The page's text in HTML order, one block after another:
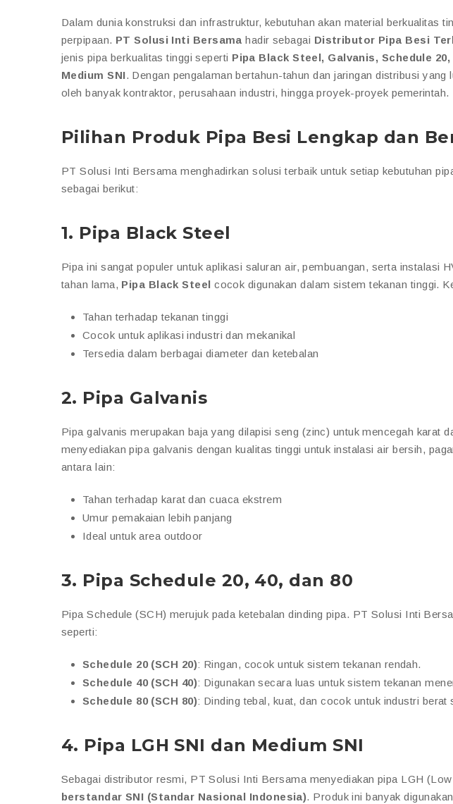
Dalam dunia konstruksi dan infrastruktur, kebutuhan akan material berkualitas
perpipaan. PT Solusi Inti Bersama hadir sebagai Distributor Pipa Besi
jenis pipa berkualitas tinggi seperti Pipa Black Steel, Galvanis, Schedule
Medium SNI. Dengan pengalaman bertahun-tahun dan jaringan distribusi
oleh banyak kontraktor, perusahaan industri, hingga proyek-proyek pemerintah.
Pilihan Produk Pipa Besi Lengkap dan
PT Solusi Inti Bersama menghadirkan solusi terbaik untuk setiap kebutuhan
sebagai berikut:
1. Pipa Black Steel
Pipa ini sangat populer untuk aplikasi saluran air, pembuangan, serta instalasi
tahan lama, Pipa Black Steel cocok digunakan dalam sistem tekanan tinggi.
Tahan terhadap tekanan tinggi
Cocok untuk aplikasi industri dan mekanikal
Tersedia dalam berbagai diameter dan ketebalan
2. Pipa Galvanis
Pipa galvanis merupakan baja yang dilapisi seng (zinc) untuk mencegah karat
menyediakan pipa galvanis dengan kualitas tinggi untuk instalasi air bersih,
antara lain:
Tahan terhadap karat dan cuaca ekstrem
Umur pemakaian lebih panjang
Ideal untuk area outdoor
3. Pipa Schedule 20, 40, dan 80
Pipa Schedule (SCH) merujuk pada ketebalan dinding pipa. PT Solusi Inti
seperti:
Schedule 20 (SCH 20): Ringan, cocok untuk sistem tekanan rendah.
Schedule 40 (SCH 40): Digunakan secara luas untuk sistem tekanan
Schedule 80 (SCH 80): Dinding tebal, kuat, dan cocok untuk industri
4. Pipa LGH SNI dan Medium SNI
Sebagai distributor resmi, PT Solusi Inti Bersama menyediakan pipa LGH
berstandar SNI (Standar Nasional Indonesia). Produk ini banyak